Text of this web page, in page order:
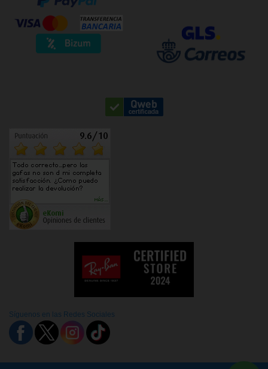
Síguenos en las Redes Sociales